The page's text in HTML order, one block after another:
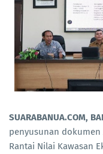
SUARABANUA.COM,
penyusunan dokumen
Rantai Nilai Kawasan